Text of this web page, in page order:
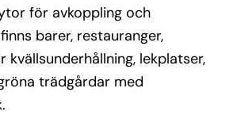
för avkoppling och
barer, restauranger,
kvällsunderhållning, lekplatser,
trädgårdar med